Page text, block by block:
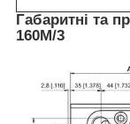
Габаритні та
160М/3